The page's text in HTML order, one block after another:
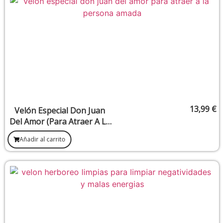
Velón Especial Don Juan
Del Amor (Para Atraer A La
Persona Amada)
13,99 €
Añadir al carrito